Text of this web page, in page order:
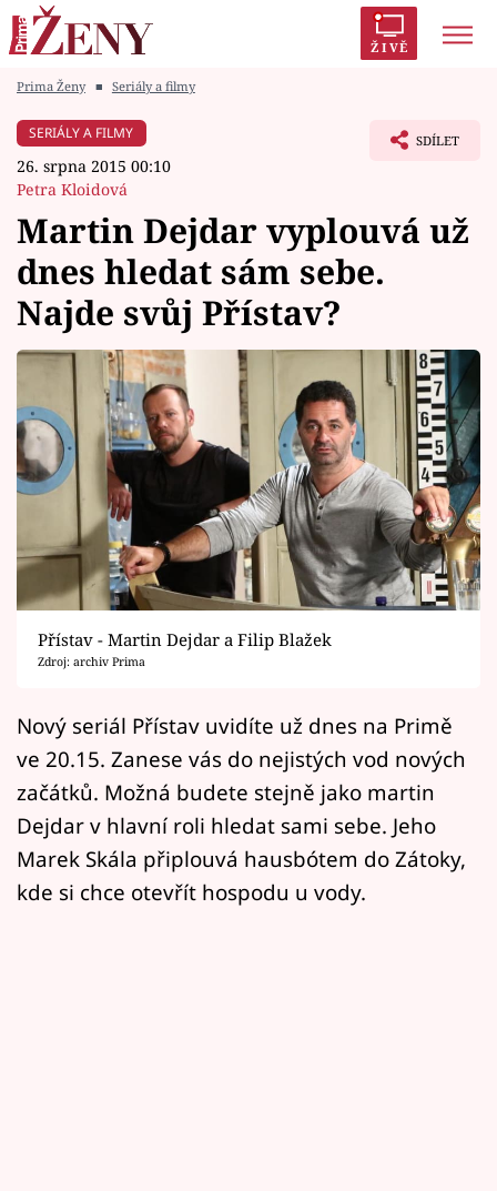
ŽIVĚ
Módní alarm
Témata
Celebrity
Vztahy
Seriály
Horoskopy
Sledujte prima+
Filmový festival Karlovy Vary
Pořady
Mámy sobě
Přihlášení
Sledujte nás
Prima Ženy ■ Seriály a filmy
SERIÁLY A FILMY
26. srpna 2015 00:10
Petra Kloidová
SDÍLET
Martin Dejdar vyplouvá už
dnes hledat sám sebe.
Najde svůj Přístav?
Přístav - Martin Dejdar a Filip Blažek
Zdroj: archiv Prima
Nový seriál Přístav uvidíte už dnes na Primě
ve 20.15. Zanese vás do nejistých vod nových
začátků. Možná budete stejně jako martin
Dejdar v hlavní roli hledat sami sebe. Jeho
Marek Skála připlouvá hausbótem do Zátoky,
kde si chce otevřít hospodu u vody.